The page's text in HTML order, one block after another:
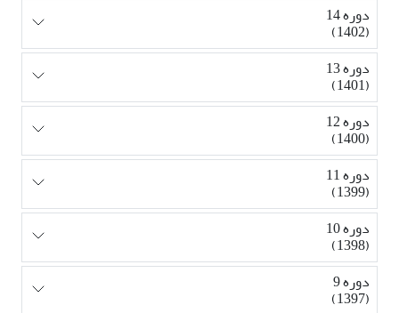
دوره 14
(1402)
دوره 13
(1401)
دوره 12
(1400)
دوره 11
(1399)
دوره 10
(1398)
دوره 9
(1397)